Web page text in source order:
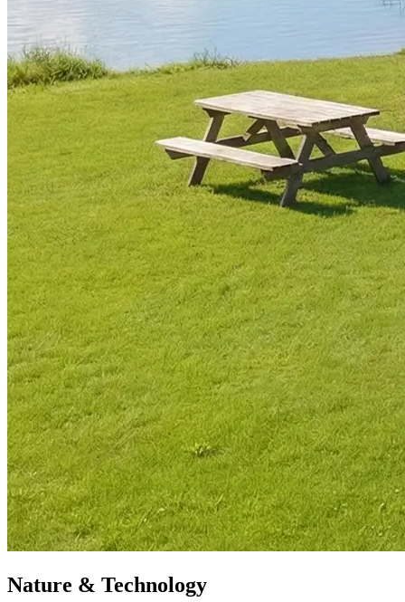
Nature & Technology